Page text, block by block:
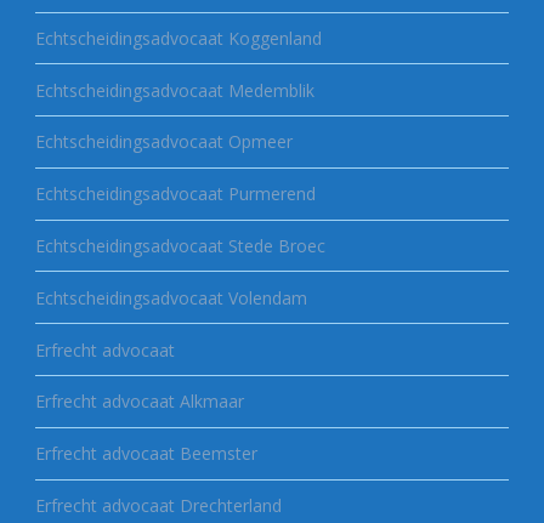
Echtscheidingsadvocaat Koggenland
Echtscheidingsadvocaat Medemblik
Echtscheidingsadvocaat Opmeer
Echtscheidingsadvocaat Purmerend
Echtscheidingsadvocaat Stede Broec
Echtscheidingsadvocaat Volendam
Erfrecht advocaat
Erfrecht advocaat Alkmaar
Erfrecht advocaat Beemster
Erfrecht advocaat Drechterland